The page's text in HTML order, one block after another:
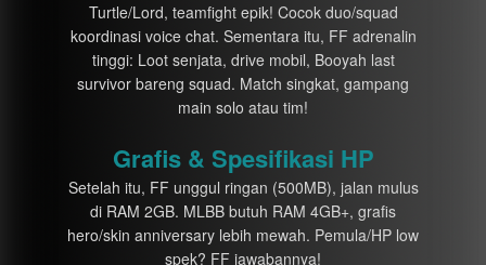
Turtle/Lord, teamfight epik! Cocok duo/squad
koordinasi voice chat. Sementara itu, FF adrenalin
tinggi: Loot senjata, drive mobil, Booyah last
survivor bareng squad. Match singkat, gampang
main solo atau tim!
Grafis & Spesifikasi HP
Setelah itu, FF unggul ringan (500MB), jalan mulus
di RAM 2GB. MLBB butuh RAM 4GB+, grafis
hero/skin anniversary lebih mewah. Pemula/HP low
spek? FF jawabannya!